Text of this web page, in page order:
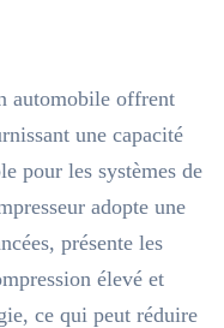
automobile offrent
une capacité
pour les systèmes de
adopte une
présente les
élevé et
ce qui peut réduire